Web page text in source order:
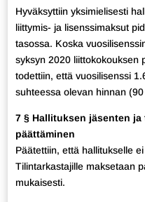
Hyväksyttiin yksimielisesti
liittymis- ja lisenssimaksut
tasossa. Koska
syksyn 2020 liittokokouksen
todettiin, että vuosilisenssi
suhteessa olevan hinnan
7 § Hallituksen jäsenten
päättäminen
Päätettiin, että hallitukselle
Tilintarkastajille maksetaan
mukaisesti.